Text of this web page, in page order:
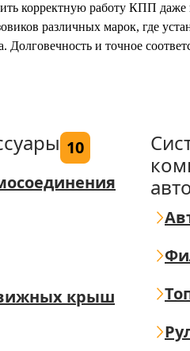
корректную работу КПП
различных марок, где
Долговечность и точное
10
крыш